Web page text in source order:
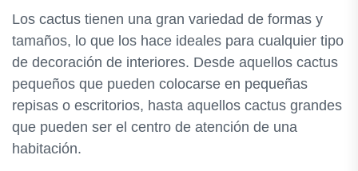
Los cactus tienen una gran variedad de formas y
tamaños, lo que los hace ideales para cualquier tipo
de decoración de interiores. Desde aquellos cactus
pequeños que pueden colocarse en pequeñas
repisas o escritorios, hasta aquellos cactus grandes
que pueden ser el centro de atención de una
habitación.